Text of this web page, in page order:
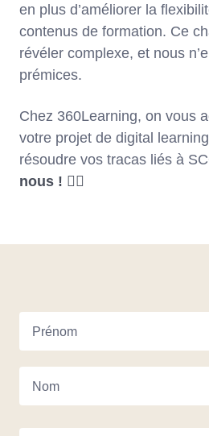
en plus d’améliorer la
contenus de formation. Ce
révéler complexe, et nous
prémices.
Chez 360Learning, on vous
votre projet de digital
résoudre vos tracas liés à
nous ! 👇🏼
Prénom
Nom